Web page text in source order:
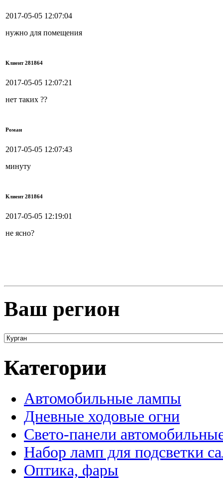
2017-05-05 12:07:04
нужно для помещения
Клиент 281864
2017-05-05 12:07:21
нет таких ??
Роман
2017-05-05 12:07:43
минуту
Клиент 281864
2017-05-05 12:19:01
не ясно?
Ваш регион
Категории
Автомобильные лампы
Дневные ходовые огни
Свето-панели
Набор ламп для подсветки
Оптика, фары